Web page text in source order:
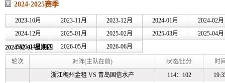
2024-2025赛季
2023-10月 2023-11月 2023-12月 2024-01月
2024-02月
2024-12月
2025-01月 2025-02月 2025-03月
2025-04月
2026-04月
2026-05月 2026-06月
2024-02-01 星期四
轮次
对阵(主队在前) 状态/比分
时
浙江稠州金租 VS 青岛国信水产 114：102